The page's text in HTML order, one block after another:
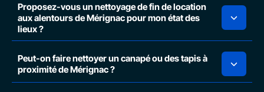
Proposez-vous un nettoyage de fin de location
aux alentours de Mérignac pour mon état des
lieux ?
Peut-on faire nettoyer un canapé ou des tapis à
proximité de Mérignac ?